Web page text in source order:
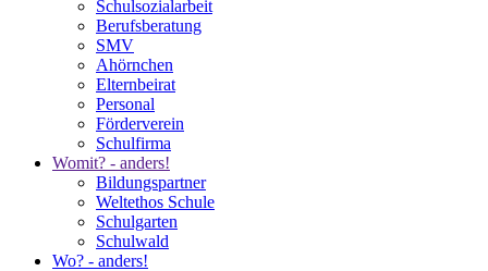
Schulsozialarbeit
Berufsberatung
SMV
Ahörnchen
Elternbeirat
Personal
Förderverein
Schulfirma
Womit? - anders!
Bildungspartner
Weltethos Schule
Schulgarten
Schulwald
Wo? - anders!